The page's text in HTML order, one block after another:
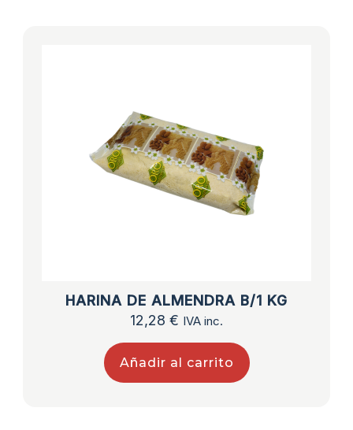
HARINA DE ALMENDRA B/1 KG
12,28 € IVA inc.
Añadir al carrito